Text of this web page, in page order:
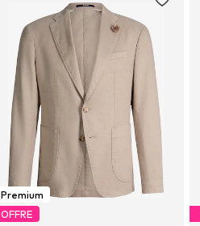
Premium
OFFRE